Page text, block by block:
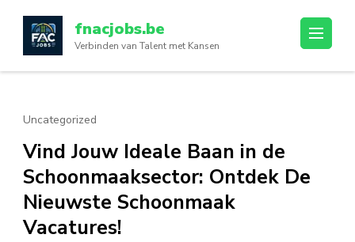
inhoud
(druk
enter)
fnacjobs.be
Verbinden van Talent met Kansen
Uncategorized
Vind Jouw Ideale Baan in de
Schoonmaaksector: Ontdek De
Nieuwste Schoonmaak
Vacatures!